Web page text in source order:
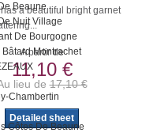
Beaune
Nuit Village
De Bourgogne
Bâtard Montrachet
Chambertin
Côtes De Beaune
a beautiful bright garnet
A partir de
11,10 €
lieu de17,10 €
Detailed sheet